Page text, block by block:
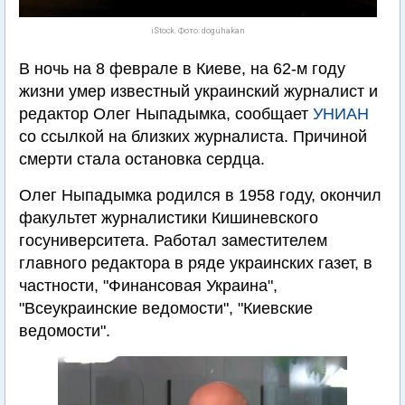
iStock. Фото: doguhakan
В ночь на 8 феврале в Киеве, на 62-м году
жизни умер известный украинский журналист и
редактор Олег Ныпадымка, сообщает УНИАН
со ссылкой на близких журналиста. Причиной
смерти стала остановка сердца.
Олег Ныпадымка родился в 1958 году, окончил
факультет журналистики Кишиневского
госуниверситета. Работал заместителем
главного редактора в ряде украинских газет, в
частности, "Финансовая Украина",
"Всеукраинские ведомости", "Киевские
ведомости".